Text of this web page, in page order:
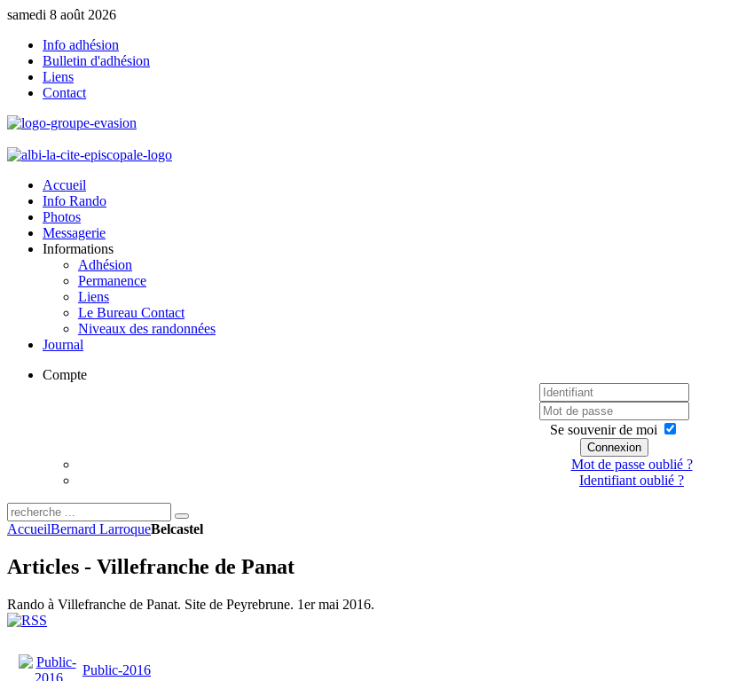
samedi 8 août 2026
Info adhésion
Bulletin d'adhésion
Liens
Contact
Accueil
Info Rando
Photos
Messagerie
Informations
Adhésion
Permanence
Liens
Le Bureau Contact
Niveaux des randonnées
Journal
Compte
Se souvenir de moi
Connexion
Mot de passe oublié ?
Identifiant oublié ?
AccueilBernard LarroqueBelcastel
Articles - Villefranche de Panat
Rando à Villefranche de Panat. Site de Peyrebrune. 1er mai 2016.
Public-2016